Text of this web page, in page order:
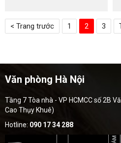
< Trang trước 1 2 3
Văn phòng Hà Nội
Tầng 7 Tòa nhà - VP HCMCC số 2B
Cao Thụy Khuê)
Hotline: 090 17 34 288